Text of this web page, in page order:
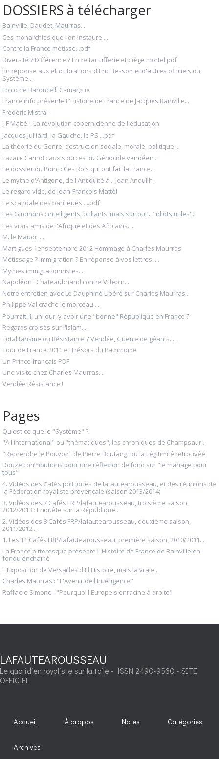
DOSSIERS à télécharger
Bainville, Daudet, Maurras....
Ces monarchies que l'on instaure.....
Contre la France métisse...pdf
Diversité ? Différence ? Entre tartufferie et piège mortel.pdf
En réponse aux élucubrations d'Eric Besson et d'autres officiels du
Système...
Folco de Baroncelli Camargue
France info présente L'Histoire de France de Jacques Bainville...
Frédéric Mistral
J-F Mattéi : La révolution copernicienne de l'education.
Jacques Julliard, la Gauche, le PS....pdf
La théorie du Genre, destruction sociale, morale, politique....
Lazare Carnot : aux sources du Génocide vendéen...
Le dossier du Point : Ces Rois qui ont fait la France...
Le mythe d'Antigone, de l'Antiquité à... Jean Anouilh.
Le regard vide, de Jean-François Mattéi
Le scandale des banlieues.....pdf
Les Girondins : intelligents, brillants, mais surtout... "idiots utiles".
Les vrais amis de l'Afrique et des Africains.....
M. le Maudit....
Martigues 1er septembre 2012 Hommage à Charles Maurras
Métissage ? Immigration ? En réponse à vos lettres.....
Mythes immigrationnistes....
Napoléon : Chateaubriand contre Villepin...
Notre entretien avec Le Dauphiné Libéré sur Charles Maurras...
Philippe Val crache le morceau.....
Pourrait-il, un jour, y avoir une "bonne" République en France ?
Regards croisés sur l'Islam.....
Totalitarisme ou Résistance ? Vendée, Guerre de géants.....
Tour de France 2011 et Trésors du Patrimoine
Un Prince français PDF
Une visite chez Charles Maurras....
Vendée Résistance !
Pages
Qu'est-ce que le "Système" ?
"A l'international" ou "thématiques", les chroniques de Champsaur...
"Reprendre le Pouvoir" de Pierre Boutang, ou la Légitimité retrouvée
Douze contributions pour une réflexion de fond sur "le mariage pour
tous"
4. Vidéos des Cafés politiques de lafautearousseau, et des réunions de
la Fédération royaliste provençale (saison 2013/2014)
3. Vidéos des 7 Cafés FRP/lafautearousseau, troisième saison,
2012/2013 : Enquête sur la République...
2. Vidéos des 8 Cafés FRP/lafautearousseau, deuxième saison,
2011/2012...
1. Les 11 Cafés FRP/lafautearousseau, première saison, 2010/2011...
La France pittoresque présente L'Histoire de France de Bainville en
fondu enchaîné
L'Exposition de Versailles dit l'Histoire, mais la vraie...
Charles Maurras : "L'Avenir de l'Intelligence"
Raffaele Simone : "Pourquoi l'Europe s'enracine à droite"
LAFAUTEAROUSSEAU
Le quotidien royaliste sur la toile - ISSN 2490-9580 - SITE
OFFICIEL
Accueil À propos Notes Catégories
Archives